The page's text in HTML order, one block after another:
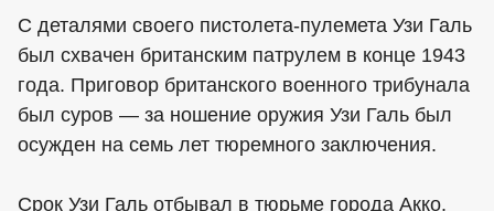
С деталями своего пистолета-пулемета Узи Галь
был схвачен британским патрулем в конце 1943
года. Приговор британского военного трибунала
был суров — за ношение оружия Узи Галь был
осужден на семь лет тюремного заключения.
Срок Узи Галь отбывал в тюрьме города Акко.